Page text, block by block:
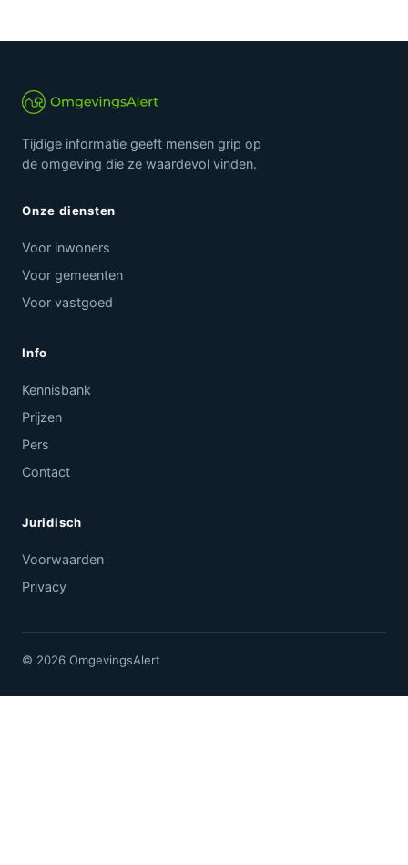
Tijdige informatie geeft mensen grip op
de omgeving die ze waardevol vinden.
Onze diensten
Voor inwoners
Voor gemeenten
Voor vastgoed
Info
Kennisbank
Prijzen
Pers
Contact
Juridisch
Voorwaarden
Privacy
© 2026 OmgevingsAlert